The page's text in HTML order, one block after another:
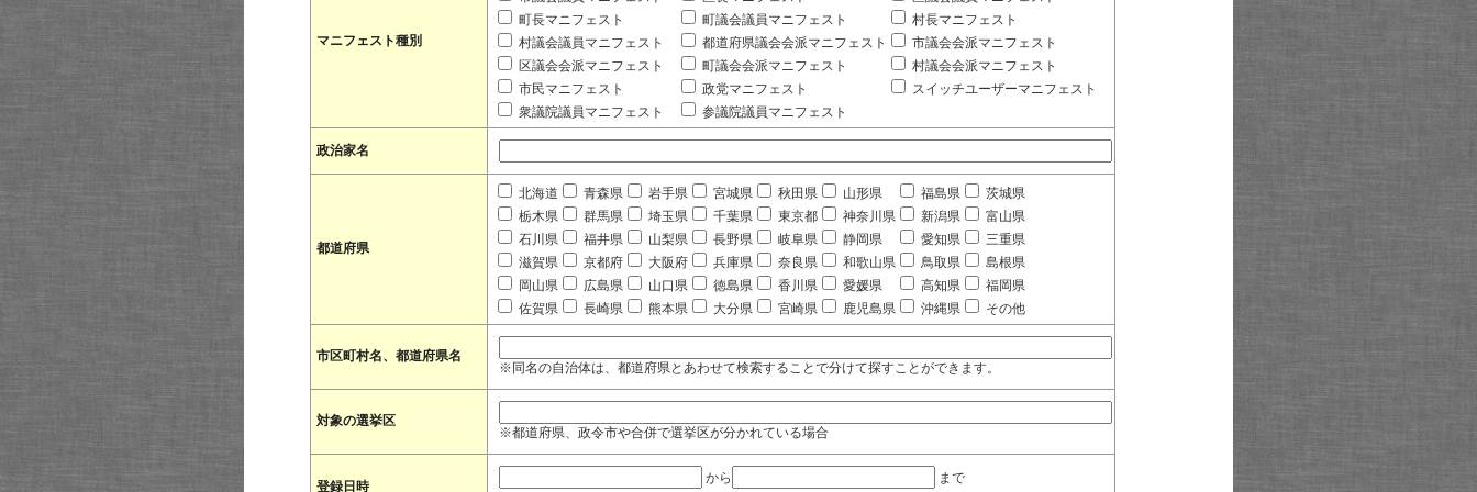
マニフェスト種別
町長マニフェスト
町議会議員マニフェスト
村長マニフェスト
村議会議員マニフェスト
都道府県議会会派マニフェスト
市議会会派マニフェスト
区議会会派マニフェスト
町議会会派マニフェスト
村議会会派マニフェスト
市民マニフェスト
政党マニフェスト
スイッチユーザーマニフェスト
衆議院議員マニフェスト
参議院議員マニフェスト
政治家名
都道府県
北海道 青森県 岩手県 宮城県 秋田県 山形県 福島県
茨城県
栃木県
群馬県 埼玉県 千葉県 東京都 神奈川県 新潟県
富山県
石川県
福井県 山梨県 長野県 岐阜県 静岡県 愛知県
三重県
滋賀県
京都府 大阪府 兵庫県 奈良県 和歌山県 鳥取県
島根県
岡山県
広島県 山口県 徳島県 香川県 愛媛県 高知県
福岡県
佐賀県
長崎県 熊本県 大分県 宮崎県 鹿児島県 沖縄県 その他
市区町村名、都道府県名
※同名の自治体は、都道府県とあわせて検索することで分けて探すことができます。
対象の選挙区
※都道府県、政令市や合併で選挙区が分かれている場合
登録日時
から
まで